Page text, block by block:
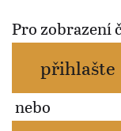
Pro zobrazení
přihlašte
nebo